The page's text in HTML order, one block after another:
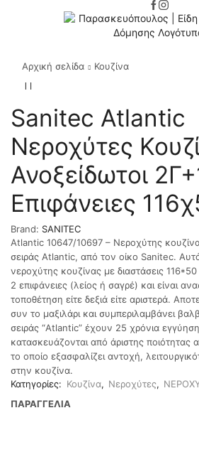
Αρχική σελίδα Κουζίνα
Sanitec Atlantic
Νεροχύτες
Ανοξείδωτοι
Επιφάνειες
Brand: SANITEC
Atlantic 10647/10697 – Νεροχύτης
σειράς Atlantic, από τον οίκο Sanitec.
νεροχύτης κουζίνας με διαστάσεις 116*50
2 επιφάνειες (λείος ή σαγρέ) και είναι
τοποθέτηση είτε δεξιά είτε αριστερά.
συν το μαξιλάρι και συμπεριλαμβάνει
σειράς “Atlantic” έχουν 25 χρόνια
κατασκευάζονται από άριστης ποιότητας
το οποίο εξασφαλίζει αντοχή,
στην κουζίνα.
Κατηγορίες: Κουζίνα, Νεροχύτες,
ΠΑΡΑΓΓΕΛΙΑ